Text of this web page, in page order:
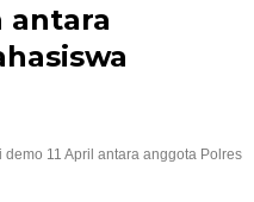
antara
11 April antara anggota Polres